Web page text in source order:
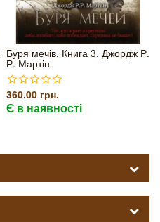
Буря мечів. Книга 3. Джордж Р.
Р. Мартін
360.00 грн.
Є в наявності